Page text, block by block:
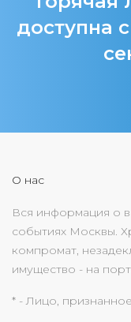
доступна
О нас
Вся информация о
событиях Москвы.
компромат,
имущество - на
* - Лицо,